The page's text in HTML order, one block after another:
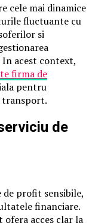
cele mai dinamice
fluctuante cu
si
acest context,
firma de
pentru
transport.
de
profit sensibile,
financiare.
acces clar la